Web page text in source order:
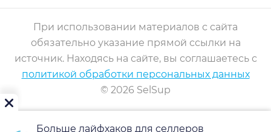
При использовании материалов с сайта
обязательно указание прямой ссылки на
источник. Находясь на сайте, вы соглашаетесь с
политикой обработки персональных данных
© 2026 SelSup
Больше лайфхаков для селлеров